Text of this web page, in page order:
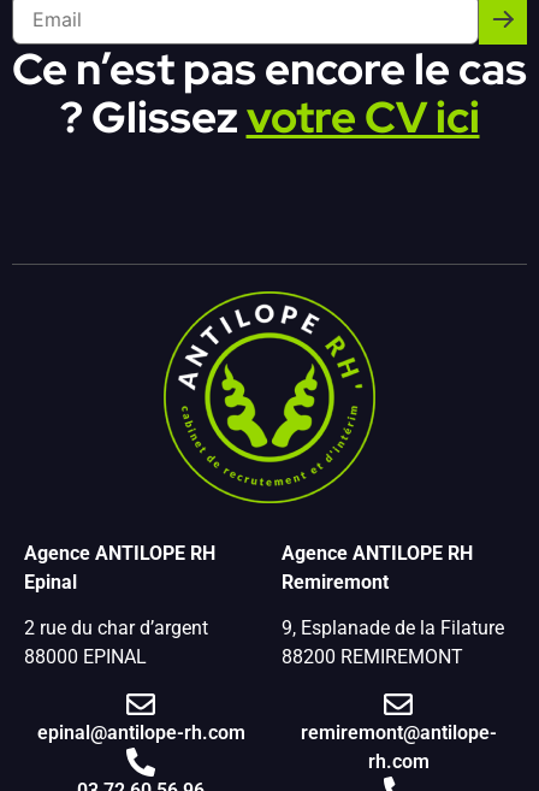
Ce n’est pas encore le cas
? Glissezvotre CV ici
Agence ANTILOPE RH
Epinal
2 rue du char d’argent
88000 EPINAL
epinal@antilope-rh.com
Agence ANTILOPE RH
Remiremont
9, Esplanade de la Filature
88200 REMIREMONT
remiremont@antilope-
rh.com